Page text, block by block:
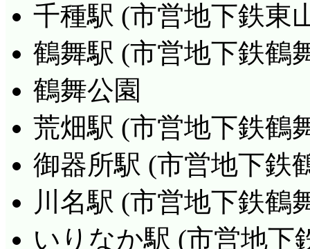
千種駅 (市営地下鉄東
鶴舞駅 (市営地下鉄鶴
鶴舞公園
荒畑駅 (市営地下鉄鶴
御器所駅 (市営地下鉄
川名駅 (市営地下鉄鶴
いりなか駅 (市営地下